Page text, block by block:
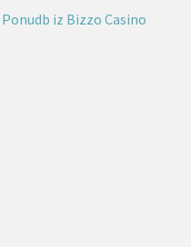
iz Bizzo Casino